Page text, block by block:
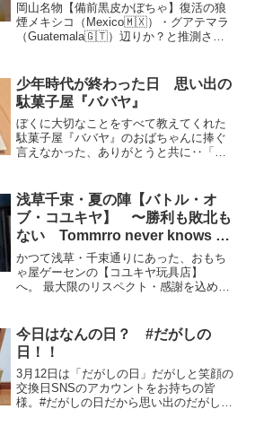
岡山名物【備前黒皮かぼちゃ】復活の狼
煙メキシコ（Mexico🇲🇽）・グアテマラ
（Guatemala🇬🇹）辺りか？と推測され
（1532年〜1554年）に地球を半周しポル
トガル...
少年時代が終わった日 思い出の
駄菓子屋『ババヤ』
ぼくに大切なことをすべて教えてくれた
駄菓子屋『ババヤ』のおばちゃんに捧ぐ
言えなかった、ありがとうと共に‥「バ
代は終わった‥オラが駄菓子屋【ババ
ヤ】「ババヤ」とは。ボクの...
浅草千束・夏の陣【バトル・オ
ブ・コユキヤ】 〜勝利も敗北も
ない Tommrro never knows な
日々
かつて浅草・千束通りにあった、おもち
ゃ屋ゲーセンの【コユキヤ玩具店】
へ。 最大限のリスペクト・感謝を込め、
まっ、根性だけは認めてやるがな。」ピ
クピクと小刻みに震え...
今日はなんの日？ #だがしの
日！！
3月12日は「だがしの日」だがしと笑顔の
交換日SNSのアカウントをお持ちの皆
様。#だがしの日だから思い出のだがしを